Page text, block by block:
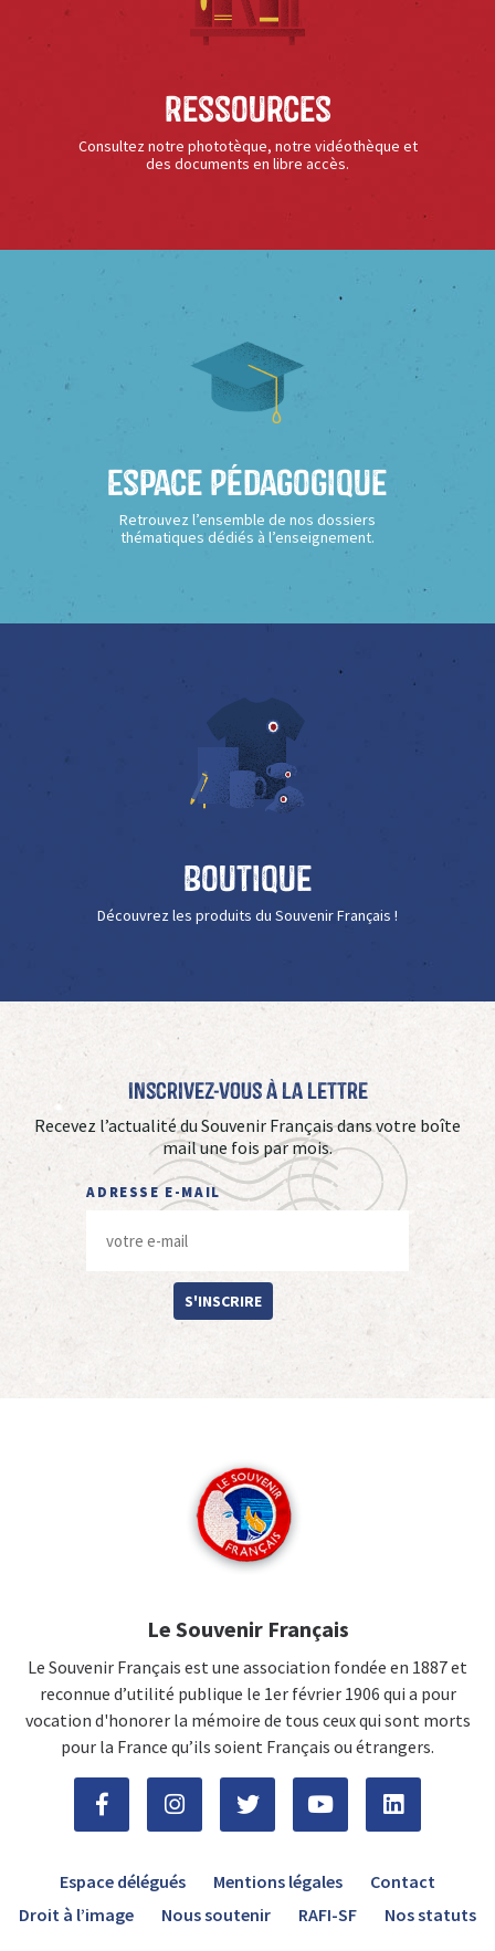
Ressources
Consultez notre phototèque, notre vidéothèque et
des documents en libre accès.
Espace Pédagogique
Retrouvez l’ensemble de nos dossiers
thématiques dédiés à l’enseignement.
Boutique
Découvrez les produits du Souvenir Français !
Inscrivez-vous à La Lettre
Recevez l’actualité du Souvenir Français dans votre boîte
mail une fois par mois.
ADRESSE E-MAIL
S'INSCRIRE
Le Souvenir Français
Le Souvenir Français est une association fondée en 1887 et
reconnue d’utilité publique le 1er février 1906 qui a pour
vocation d'honorer la mémoire de tous ceux qui sont morts
pour la France qu’ils soient Français ou étrangers.
Espace délégués Mentions légales
Contact
Droit à l’image
Nous soutenir RAFI-SF Nos statuts